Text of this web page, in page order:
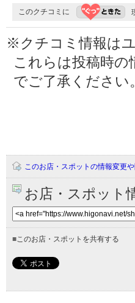
このクチコミに
※クチコミ情報は
これらは投稿時
でご了承ください。
このお店・スポットの情報変更
お店・スポット
■このお店・スポットを共有する